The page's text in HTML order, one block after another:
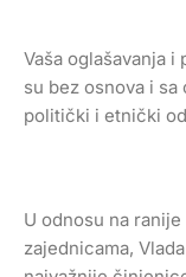
Vaša oglašavanja
su bez osnova i
politički i etnički
U odnosu na
zajednicama,